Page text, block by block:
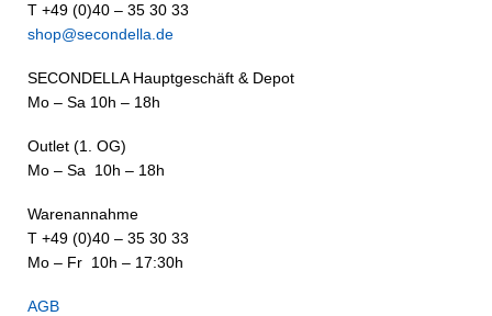
T +49 (0)40 – 35 30 33
shop@secondella.de
SECONDELLA Hauptgeschäft & Depot
Mo – Sa 10h – 18h
Outlet (1. OG)
Mo – Sa 10h – 18h
Warenannahme
T +49 (0)40 – 35 30 33
Mo – Fr 10h – 17:30h
AGB